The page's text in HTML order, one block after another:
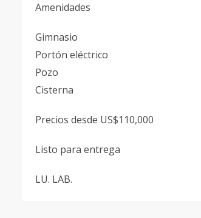
Amenidades
Gimnasio
Portón eléctrico
Pozo
Cisterna
Precios desde US$110,000
Listo para entrega
LU. LAB.